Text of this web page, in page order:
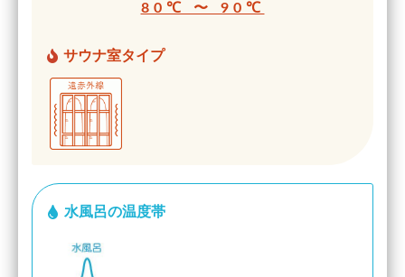
80℃ 〜 90℃
サウナ室タイプ
水風呂の温度帯